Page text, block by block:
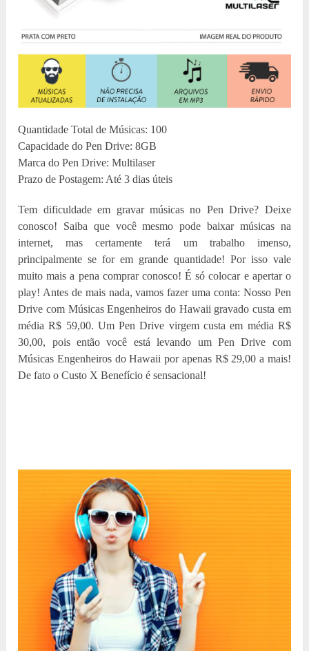
Quantidade Total de Músicas: 100
Capacidade do Pen Drive: 8GB
Marca do Pen Drive: Multilaser
Prazo de Postagem: Até 3 dias úteis
Tem dificuldade em gravar músicas no Pen Drive? Deixe
conosco! Saiba que você mesmo pode baixar músicas na
internet, mas certamente terá um trabalho imenso,
principalmente se for em grande quantidade! Por isso vale
muito mais a pena comprar conosco! É só colocar e apertar o
play! Antes de mais nada, vamos fazer uma conta: Nosso Pen
Drive com Músicas Engenheiros do Hawaii gravado custa em
média R$ 59,00. Um Pen Drive virgem custa em média R$
30,00, pois então você está levando um Pen Drive com
Músicas Engenheiros do Hawaii por apenas R$ 29,00 a mais!
De fato o Custo X Benefício é sensacional!